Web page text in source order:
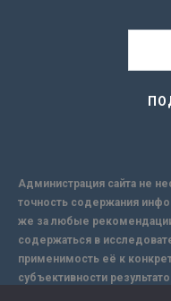
Администрация сайта не
точность содержания
же за любые
содержаться в
применимость её к
субъективности